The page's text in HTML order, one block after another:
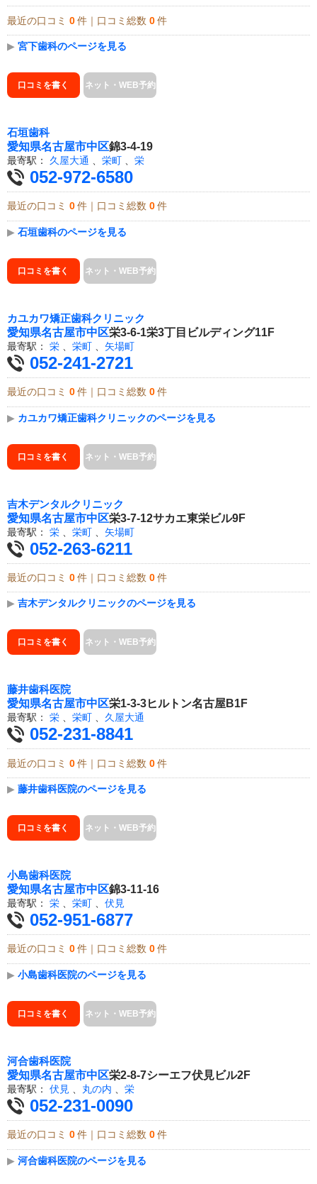
最近の口コミ 0 件｜口コミ総数 0 件
▶ 宮下歯科のページを見る
口コミを書く ネット・WEB予約
石垣歯科
愛知県名古屋市中区錦3-4-19
最寄駅： 久屋大通 栄町 栄
052-972-6580
最近の口コミ 0 件｜口コミ総数 0 件
▶ 石垣歯科のページを見る
口コミを書く ネット・WEB予約
カユカワ矯正歯科クリニック
愛知県名古屋市中区栄3-6-1栄3丁目ビルディング11F
最寄駅： 栄 栄町 矢場町
052-241-2721
最近の口コミ 0 件｜口コミ総数 0 件
▶ カユカワ矯正歯科クリニックのページを見る
口コミを書く ネット・WEB予約
吉木デンタルクリニック
愛知県名古屋市中区栄3-7-12サカエ東栄ビル9F
最寄駅： 栄 栄町 矢場町
052-263-6211
最近の口コミ 0 件｜口コミ総数 0 件
▶ 吉木デンタルクリニックのページを見る
口コミを書く ネット・WEB予約
藤井歯科医院
愛知県名古屋市中区栄1-3-3ヒルトン名古屋B1F
最寄駅： 栄 、 栄町 、 久屋大通
052-231-8841
最近の口コミ 0 件｜口コミ総数 0 件
▶ 藤井歯科医院のページを見る
口コミを書く ネット・WEB予約
小島歯科医院
愛知県名古屋市中区錦3-11-16
最寄駅： 栄 栄町 伏見
052-951-6877
最近の口コミ 0 件｜口コミ総数 0 件
▶ 小島歯科医院のページを見る
口コミを書く ネット・WEB予約
河合歯科医院
愛知県名古屋市中区栄2-8-7シーエフ伏見ビル2F
最寄駅： 伏見 丸の内 栄
052-231-0090
最近の口コミ 0 件｜口コミ総数 0 件
▶ 河合歯科医院のページを見る